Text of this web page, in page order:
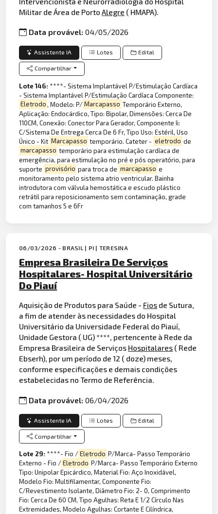
Militar de Área de PortoAlegre ( HMAPA).
Data provável:04/05/2026
Assistente IA Lotes Edital
Compartilhar
Lote 146: ****- Sistema Implantável P/Estimulação Cardíaca
- Sistema Implantável P/Estimulação Cardíaca Componente:
Eletrodo, Modelo: P/ Marcapasso Temporário Externo,
Aplicação: Endocárdico, Tipo: Bipolar, Dimensões: Cerca De
110CM, Conexão: Conector Para Gerador, Componente Ii:
C/Sistema De Entrega Cerca De 6 Fr, Tipo Uso: Estéril, Uso
Único - Kit Marcapasso temporário. Cateter - eletrodo de
marcapasso temporário para estimulação cardíaca de
emergência, para estimulação no pré e pós operatório, para
suporte provisório para troca de marcapasso e
monitoramento pelo sistema atrio ventricular. Bainha
introdutora com válvula hemostática e escudo plástico
retrátil para reposicionamento sem contaminação, grade
com tamanhos 5 e 6Fr
06/03/2026 - BRASIL | PI | TERESINA
Empresa Brasileira De Serviços
Hospitalares- Hospital Universitário
Do Piauí
Aquisição de Produtos para Saúde - Fios de Sutura,
a fim de atender às necessidades do Hospital
Universitário da Universidade Federal do Piauí,
Unidade Gestora ( UG) ****, pertencente à Rede da
Empresa Brasileira de Serviços Hospitalares ( Rede
Ebserh), por um período de 12 ( doze) meses,
conforme especificações e demais condições
estabelecidas no Termo de Referência.
Data provável:06/04/2026
Assistente IA Lotes Edital
Compartilhar
Lote 29: ****- Fio /Eletrodo P/Marca- Passo Temporário
Externo - Fio /Eletrodo P/Marca- Passo Temporário Externo
Tipo: Unipolar Epicárdico, Material Fio: Aço Inoxidável,
Modelo Fio: Multifilamentar, Componente Fio:
C/Revestimento Isolante, Diâmetro Fio: 2- 0, Comprimento
Fio: Cerca De 60 CM, Tipo Agulhas: Reta E 1/2 Círculo Nas
Extremidades, Modelo Agulhas: Cortante E Cilíndrica,